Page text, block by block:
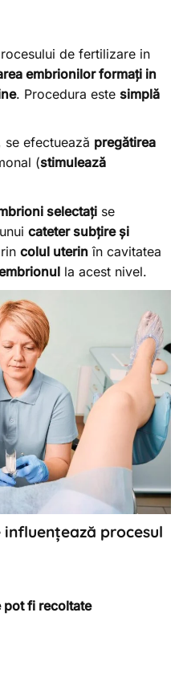
de fertilizare in
embrionilor formați in
. Procedura este simplă
efectuează pregătirea
(stimulează
selectați se
cateter subțire și
colul uterin în cavitatea
la acest nivel.
procesul
pot fi recoltate